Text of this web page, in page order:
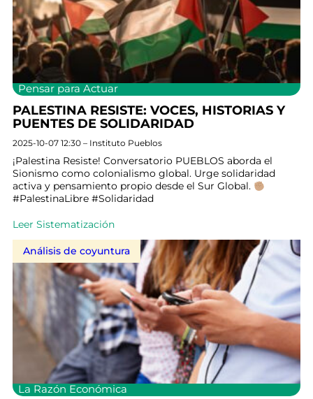
Pensar para Actuar
PALESTINA RESISTE: VOCES, HISTORIAS Y
PUENTES DE SOLIDARIDAD
2025-10-07 12:30 – Instituto Pueblos
¡Palestina Resiste! Conversatorio PUEBLOS aborda el
Sionismo como colonialismo global. Urge solidaridad
activa y pensamiento propio desde el Sur Global.
#PalestinaLibre #Solidaridad
Leer Sistematización
Análisis de coyuntura
La Razón Económica